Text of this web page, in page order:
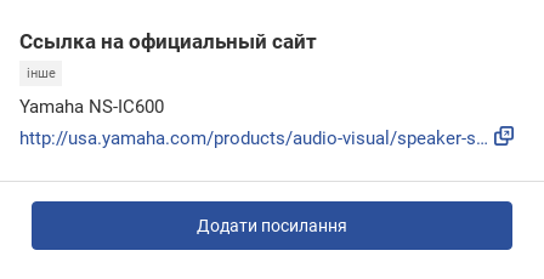
Ссылка на официальный сайт
інше
Yamaha NS-IC600
http://usa.yamaha.com/products/audio-visual/speaker-systems...
Додати посилання